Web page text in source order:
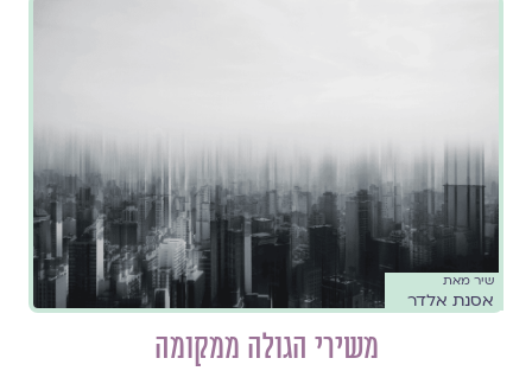
שיר מאת
אסנת אלדר
משירי הגולה ממקומה